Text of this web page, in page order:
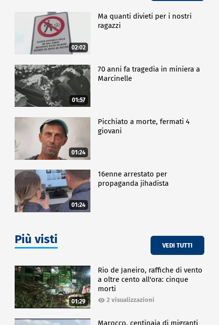
02:02
Ma quanti divieti per i nostri
ragazzi
01:57
70 anni fa tragedia in miniera a
Marcinelle
01:24
Picchiato a morte, fermati 4
giovani
01:24
16enne arrestato per
propaganda jihadista
Più visti VEDI TUTTI
01:29
Rio de Janeiro, raffiche di vento
a oltre cento all'ora: cinque
morti
2 visualizzazioni
Marocco, centinaia di migranti